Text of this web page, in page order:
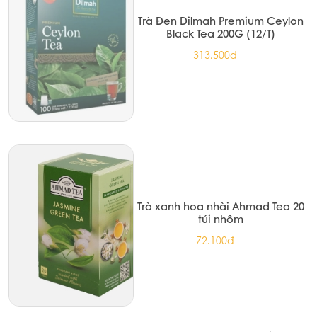
Trà Đen Dilmah Premium Ceylon
Black Tea 200G (12/T)
313.500đ
Trà xanh hoa nhài Ahmad Tea 20
túi nhôm
72.100đ